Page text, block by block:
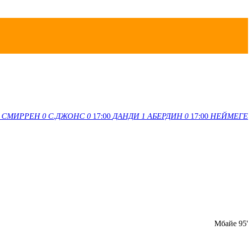
СМИРРЕН 0 С.ДЖОНС 0 17:00 ДАНДИ 1 АБЕРДИН 0 17:00 НЕЙМЕГЕ
Мбайе 95'